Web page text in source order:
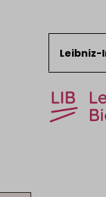
Zum
Leibniz-